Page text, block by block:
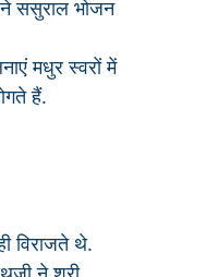
ससुराल भोजन
मधुर स्वरों में
हैं.
विराजते थे.